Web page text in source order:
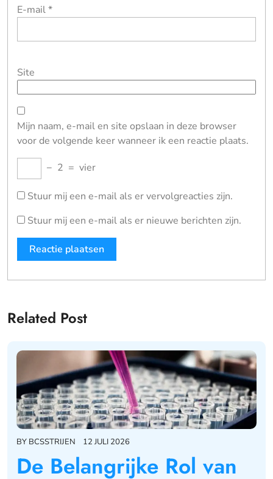
E-mail*
Site
Mijn naam, e-mail en site opslaan in deze browser
voor de volgende keer wanneer ik een reactie plaats.
− 2 = vier
Stuur mij een e-mail als er vervolgreacties zijn.
Stuur mij een e-mail als er nieuwe berichten zijn.
Related Post
BY BCSSTRIJEN 12 JULI 2026
De Belangrijke Rol van